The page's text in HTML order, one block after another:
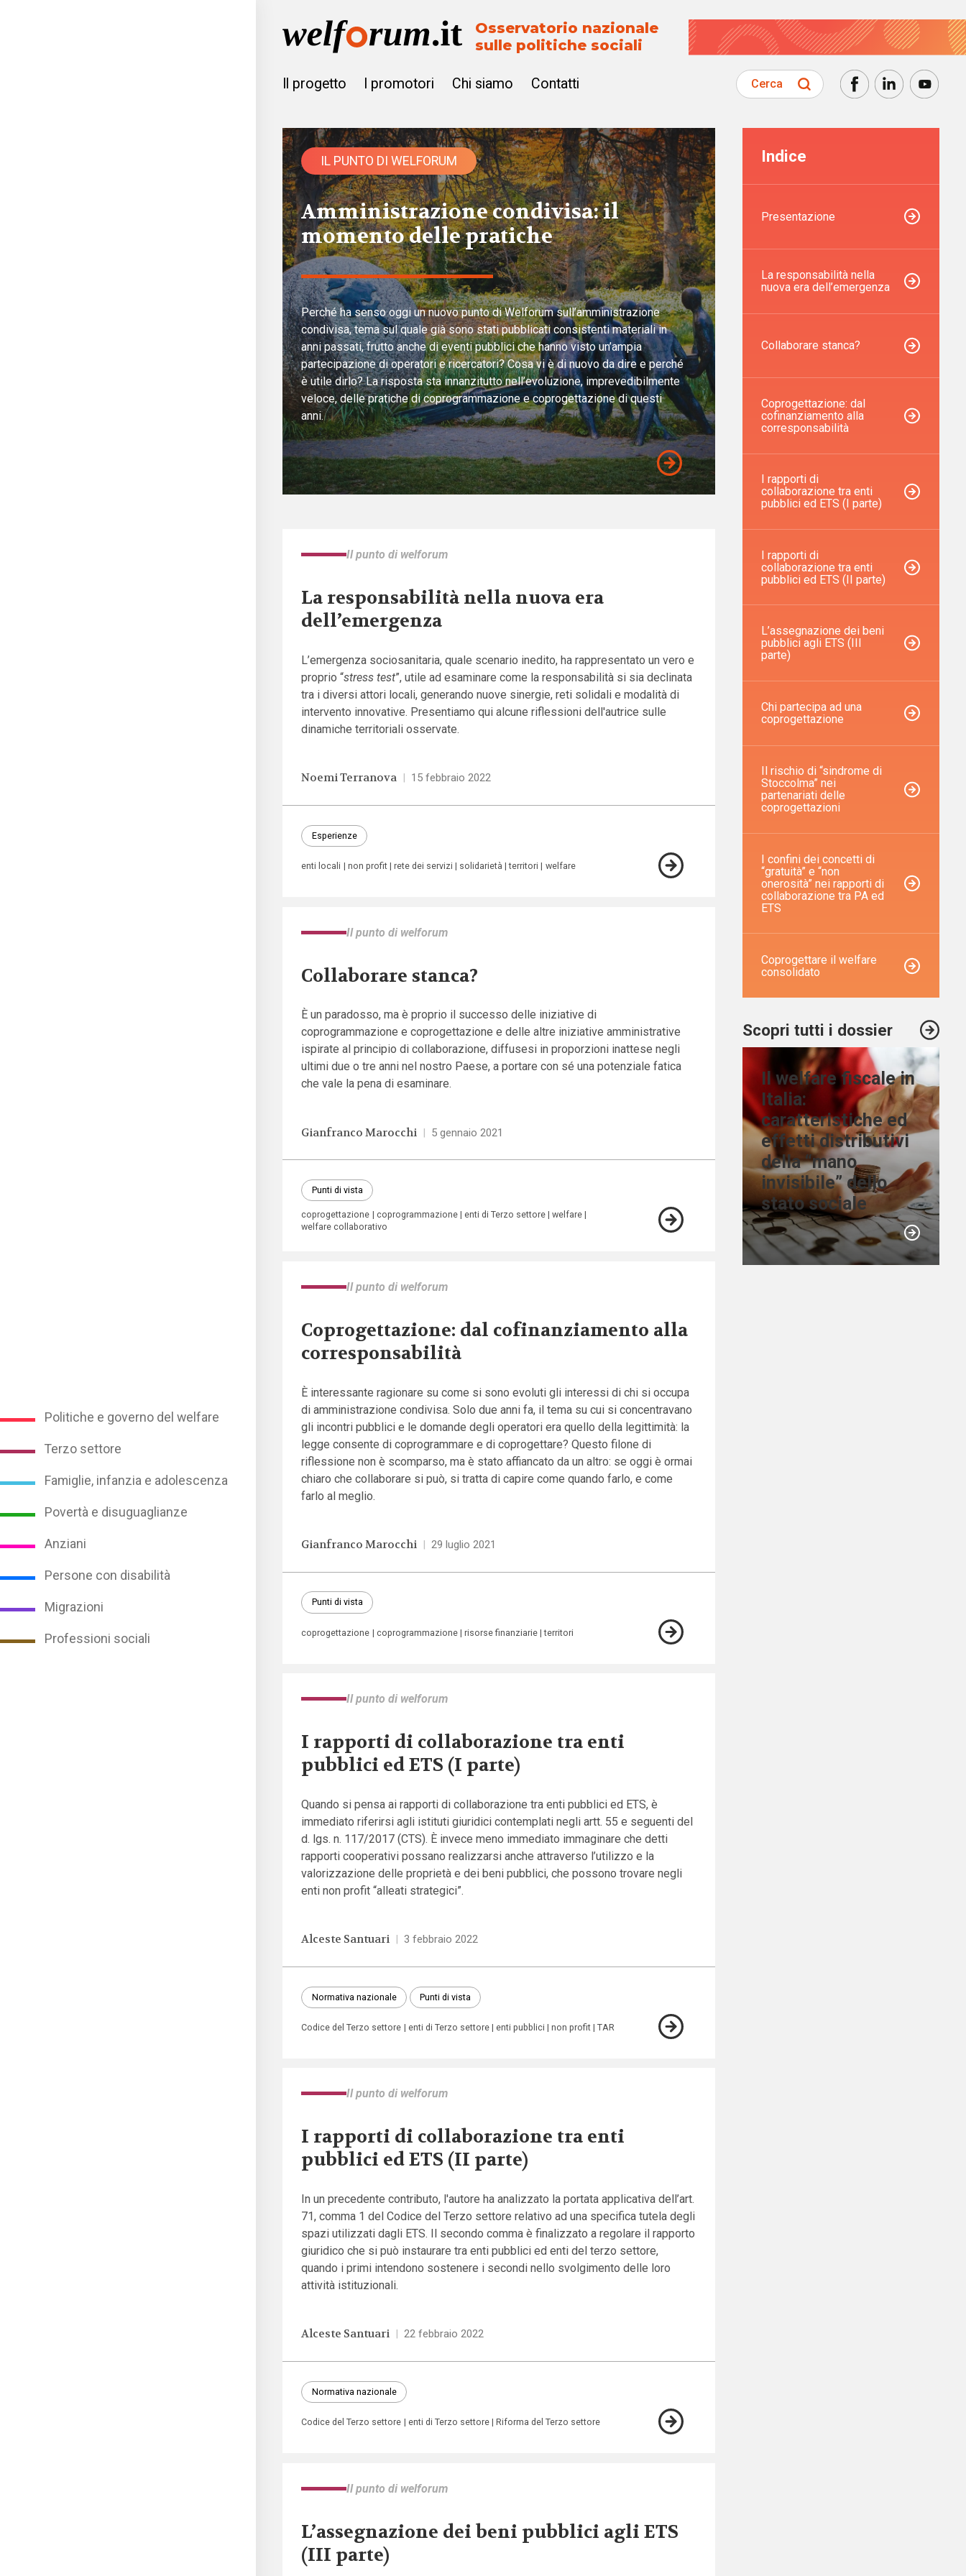
Politiche e governo del welfare
Terzo settore
Famiglie, infanzia e adolescenza
Povertà e disuguaglianze
Anziani
Persone con disabilità
Migrazioni
Professioni sociali
Osservatorio nazionale
sulle politiche sociali
Il progetto I promotori Chi siamo Contatti Cerca
IL PUNTO DI WELFORUM
Amministrazione condivisa: il
momento delle pratiche
Perché ha senso oggi un nuovo punto di Welforum sull’amministrazione
condivisa, tema sul quale già sono stati pubblicati consistenti materiali in
anni passati, frutto anche di eventi pubblici che hanno visto un’ampia
partecipazione di operatori e ricercatori? Cosa vi è di nuovo da dire e perché
è utile dirlo? La risposta sta innanzitutto nell’evoluzione, imprevedibilmente
veloce, delle pratiche di coprogrammazione e coprogettazione di questi
anni.
Il punto di welforum
La responsabilità nella nuova era
dell’emergenza
L’emergenza sociosanitaria, quale scenario inedito, ha rappresentato un vero e
proprio “stress test”, utile ad esaminare come la responsabilità si sia declinata
tra i diversi attori locali, generando nuove sinergie, reti solidali e modalità di
intervento innovative. Presentiamo qui alcune riflessioni dell'autrice sulle
dinamiche territoriali osservate.
Noemi Terranova 15 febbraio 2022
Esperienze
enti locali non profit rete dei servizi solidarietà territori welfare
Il punto di welforum
Collaborare stanca?
È un paradosso, ma è proprio il successo delle iniziative di
coprogrammazione e coprogettazione e delle altre iniziative amministrative
ispirate al principio di collaborazione, diffusesi in proporzioni inattese negli
ultimi due o tre anni nel nostro Paese, a portare con sé una potenziale fatica
che vale la pena di esaminare.
Gianfranco Marocchi | 5 gennaio 2021
Punti di vista
coprogettazione coprogrammazione enti di Terzo settore
welfare
welfare collaborativo
Il punto di welforum
Coprogettazione: dal cofinanziamento alla
corresponsabilità
È interessante ragionare su come si sono evoluti gli interessi di chi si occupa
di amministrazione condivisa. Solo due anni fa, il tema su cui si concentravano
gli incontri pubblici e le domande degli operatori era quello della legittimità: la
legge consente di coprogrammare e di coprogettare? Questo filone di
riflessione non è scomparso, ma è stato affiancato da un altro: se oggi è ormai
chiaro che collaborare si può, si tratta di capire come quando farlo, e come
farlo al meglio.
Gianfranco Marocchi | 29 luglio 2021
Punti di vista
coprogettazione coprogrammazione risorse finanziarie territori
Il punto di welforum
I rapporti di collaborazione tra enti
pubblici ed ETS (I parte)
Quando si pensa ai rapporti di collaborazione tra enti pubblici ed ETS, è
immediato riferirsi agli istituti giuridici contemplati negli artt. 55 e seguenti del
d. lgs. n. 117/2017 (CTS). È invece meno immediato immaginare che detti
rapporti cooperativi possano realizzarsi anche attraverso l’utilizzo e la
valorizzazione delle proprietà e dei beni pubblici, che possono trovare negli
enti non profit “alleati strategici”.
Alceste Santuari | 3 febbraio 2022
Normativa nazionale Punti di vista
Codice del Terzo settore enti di Terzo settore enti pubblici non profit TAR
Il punto di welforum
I rapporti di collaborazione tra enti
pubblici ed ETS (II parte)
In un precedente contributo, l'autore ha analizzato la portata applicativa dell’art.
71, comma 1 del Codice del Terzo settore relativo ad una specifica tutela degli
spazi utilizzati dagli ETS. Il secondo comma è finalizzato a regolare il rapporto
giuridico che si può instaurare tra enti pubblici ed enti del terzo settore,
quando i primi intendono sostenere i secondi nello svolgimento delle loro
attività istituzionali.
Alceste Santuari 22 febbraio 2022
Normativa nazionale
Codice del Terzo settore enti di Terzo settore Riforma del Terzo settore
Il punto di welforum
L’assegnazione dei beni pubblici agli ETS
(III parte)
Indice
Presentazione
La responsabilità nella
nuova era dell’emergenza
Collaborare stanca?
Coprogettazione: dal
cofinanziamento alla
corresponsabilità
I rapporti di
collaborazione tra enti
pubblici ed ETS (I parte)
I rapporti di
collaborazione tra enti
pubblici ed ETS (II parte)
L’assegnazione dei beni
pubblici agli ETS (III
parte)
Chi partecipa ad una
coprogettazione
Il rischio di “sindrome di
Stoccolma” nei
partenariati delle
coprogettazioni
I confini dei concetti di
“gratuità” e “non
onerosità” nei rapporti di
collaborazione tra PA ed
ETS
Coprogettare il welfare
consolidato
Scopri tutti i dossier
Il welfare fiscale in
Italia:
caratteristiche ed
effetti distributivi
della “mano
invisibile” dello
stato sociale